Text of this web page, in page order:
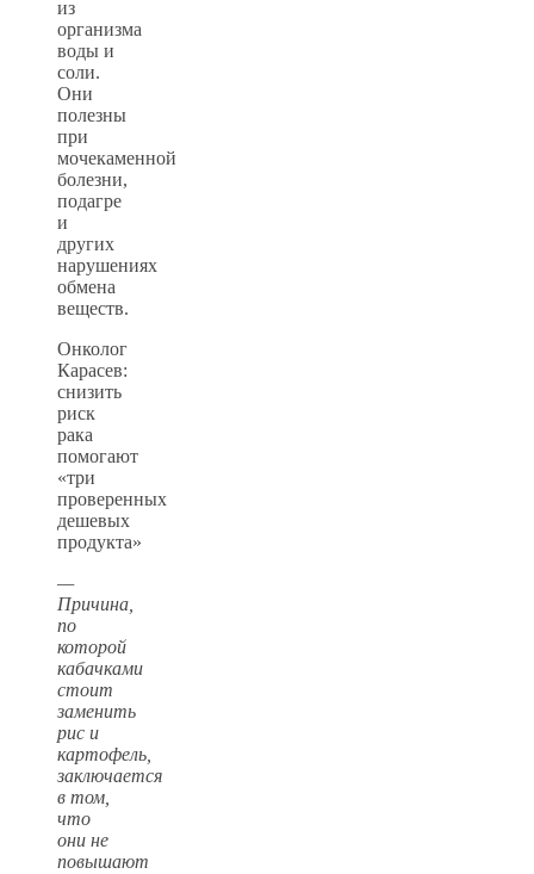
из
организма
воды и
соли.
Они
полезны
при
мочекаменной
болезни,
подагре
и
других
нарушениях
обмена
веществ.
Онколог
Карасев:
снизить
риск
рака
помогают
«три
проверенных
дешевых
продукта»
—
Причина,
по
которой
кабачками
стоит
заменить
рис и
картофель,
заключается
в том,
что
они не
повышают